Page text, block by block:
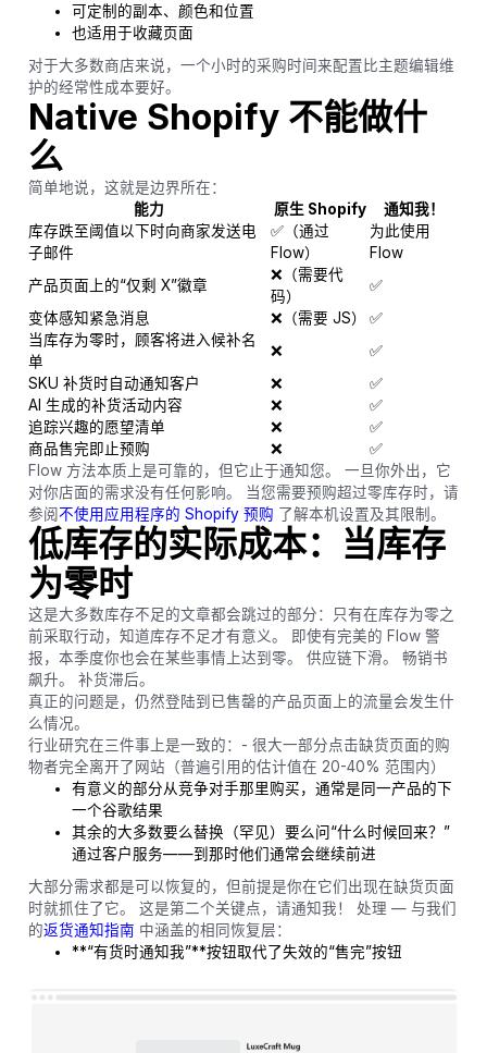
可定制的副本、颜色和位置
也适用于收藏页面
对于大多数商店来说，一个小时的采购时间来配置比主题编辑维
护的经常性成本要好。
Native Shopify 不能做什
么
简单地说，这就是边界所在：
能力
原生 Shopify
通知我！
库存跌至阈值以下时向商家发送电
子邮件
✅（通过
Flow）
为此使用
Flow
产品页面上的“仅剩 X”徽章
❌（需要代
码）
✅
变体感知紧急消息
❌（需要 JS）
✅
当库存为零时，顾客将进入候补名
单
❌
✅
SKU 补货时自动通知客户
❌
✅
AI 生成的补货活动内容
❌
✅
追踪兴趣的愿望清单
❌
✅
商品售完即止预购
❌
✅
Flow 方法本质上是可靠的，但它止于通知您。 一旦你外出，它
对你店面的需求没有任何影响。 当您需要预购超过零库存时，请
参阅不使用应用程序的 Shopify 预购 了解本机设置及其限制。
低库存的实际成本：当库存
为零时
这是大多数库存不足的文章都会跳过的部分：只有在库存为零之
前采取行动，知道库存不足才有意义。 即使有完美的 Flow 警
报，本季度你也会在某些事情上达到零。 供应链下滑。 畅销书
飙升。 补货滞后。
真正的问题是，仍然登陆到已售罄的产品页面上的流量会发生什
么情况。
行业研究在三件事上是一致的：- 很大一部分点击缺货页面的购
物者完全离开了网站（普遍引用的估计值在 20-40% 范围内）
有意义的部分从竞争对手那里购买，通常是同一产品的下
一个谷歌结果
其余的大多数要么替换（罕见）要么问“什么时候回来？”
通过客户服务——到那时他们通常会继续前进
大部分需求都是可以恢复的，但前提是你在它们出现在缺货页面
时就抓住了它。 这是第二个关键点，请通知我！ 处理 — 与我们
的返货通知指南 中涵盖的相同恢复层：
**“有货时通知我”**按钮取代了失效的“售完”按钮